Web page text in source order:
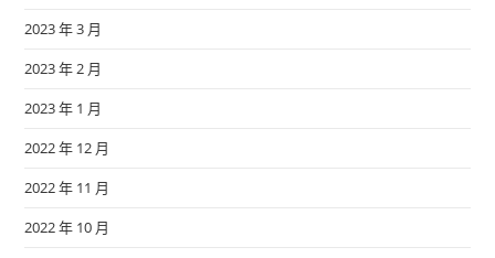
2023 年 3 月
2023 年 2 月
2023 年 1 月
2022 年 12 月
2022 年 11 月
2022 年 10 月